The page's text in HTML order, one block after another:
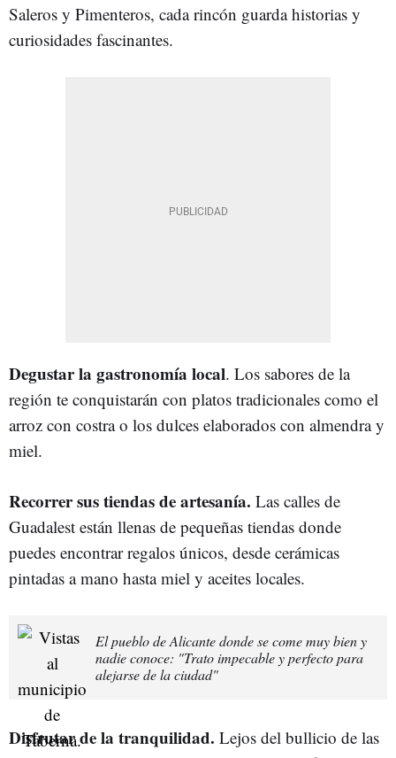
Saleros y Pimenteros, cada rincón guarda historias y
curiosidades fascinantes.
Degustar la gastronomía local. Los sabores de la
región te conquistarán con platos tradicionales como el
arroz con costra o los dulces elaborados con almendra y
miel.
Recorrer sus tiendas de artesanía. Las calles de
Guadalest están llenas de pequeñas tiendas donde
puedes encontrar regalos únicos, desde cerámicas
pintadas a mano hasta miel y aceites locales.
El pueblo de Alicante donde se come muy bien y
nadie conoce: "Trato impecable y perfecto para
alejarse de la ciudad"
Disfrutar de la tranquilidad. Lejos del bullicio de las